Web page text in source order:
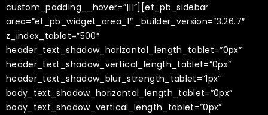
custom_padding__hover=”|||”][et_pb_sidebar
area=”et_pb_widget_area_1″ _builder_version=”3.26.7″
z_index_tablet=”500″
header_text_shadow_horizontal_length_tablet=”0px”
header_text_shadow_vertical_length_tablet=”0px”
header_text_shadow_blur_strength_tablet=”1px”
body_text_shadow_horizontal_length_tablet=”0px”
body_text_shadow_vertical_length_tablet=”0px”